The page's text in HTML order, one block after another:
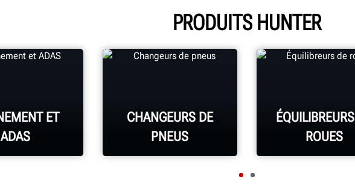
PRODUITS HUNTER
ET
ADAS
CHANGEURS DE
PNEUS
ROUES